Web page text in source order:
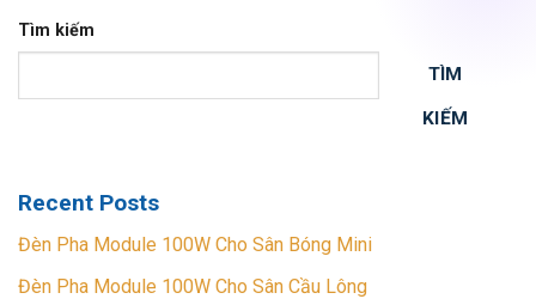
Tìm kiếm
TÌM
KIẾM
Recent Posts
Đèn Pha Module 100W Cho Sân Bóng Mini
Đèn Pha Module 100W Cho Sân Cầu Lông